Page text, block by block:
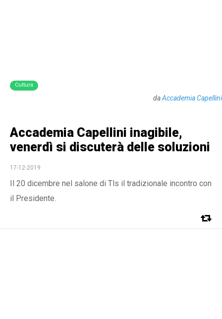
Cultura
daAccademia Capellini
Accademia Capellini inagibile,
venerdì si discuterà delle soluzioni
17-12-2019
Il 20 dicembre nel salone di Tls il tradizionale incontro con
il Presidente.